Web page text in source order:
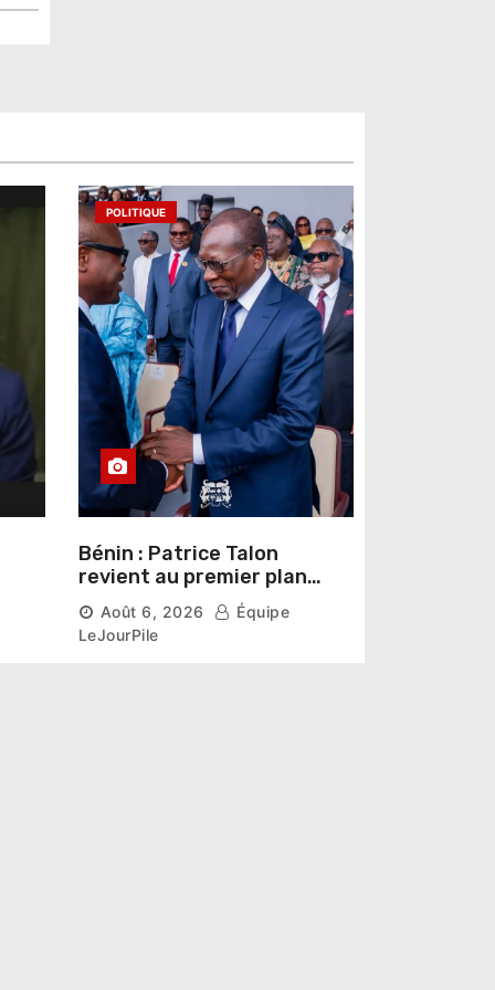
POLITIQUE
Bénin : Patrice Talon
revient au premier plan
institutionnel comme
premier président du Sénat
Août 6, 2026
Équipe
LeJourPile